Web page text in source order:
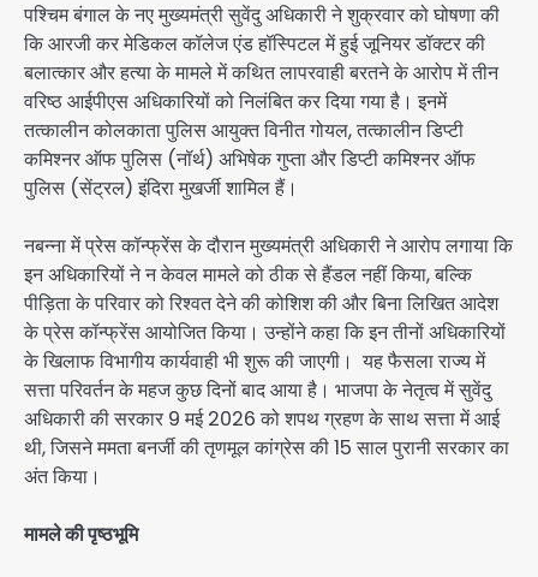
पश्चिम बंगाल के नए मुख्यमंत्री सुवेंदु अधिकारी ने शुक्रवार को घोषणा की
कि आरजी कर मेडिकल कॉलेज एंड हॉस्पिटल में हुई जूनियर डॉक्टर की
बलात्कार और हत्या के मामले में कथित लापरवाही बरतने के आरोप में तीन
वरिष्ठ आईपीएस अधिकारियों को निलंबित कर दिया गया है। इनमें
तत्कालीन कोलकाता पुलिस आयुक्त विनीत गोयल, तत्कालीन डिप्टी
कमिश्नर ऑफ पुलिस (नॉर्थ) अभिषेक गुप्ता और डिप्टी कमिश्नर ऑफ
पुलिस (सेंट्रल) इंदिरा मुखर्जी शामिल हैं।
नबन्ना में प्रेस कॉन्फ्रेंस के दौरान मुख्यमंत्री अधिकारी ने आरोप लगाया कि
इन अधिकारियों ने न केवल मामले को ठीक से हैंडल नहीं किया, बल्कि
पीड़िता के परिवार को रिश्वत देने की कोशिश की और बिना लिखित आदेश
के प्रेस कॉन्फ्रेंस आयोजित किया। उन्होंने कहा कि इन तीनों अधिकारियों
के खिलाफ विभागीय कार्यवाही भी शुरू की जाएगी। यह फैसला राज्य में
सत्ता परिवर्तन के महज कुछ दिनों बाद आया है। भाजपा के नेतृत्व में सुवेंदु
अधिकारी की सरकार 9 मई 2026 को शपथ ग्रहण के साथ सत्ता में आई
थी, जिसने ममता बनर्जी की तृणमूल कांग्रेस की 15 साल पुरानी सरकार का
अंत किया।
मामले की पृष्ठभूमि